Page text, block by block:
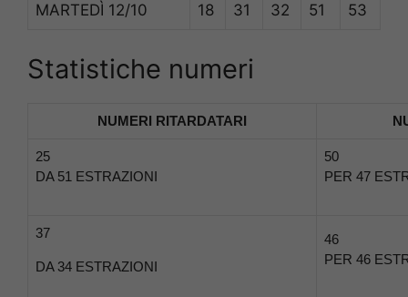
MARTEDÌ 12/10 18 31 32 51 53
Statistiche numeri
NUMERI RITARDATARI
25
DA 51 ESTRAZIONI
50
PER 47
37
DA 34 ESTRAZIONI
46
PER 46